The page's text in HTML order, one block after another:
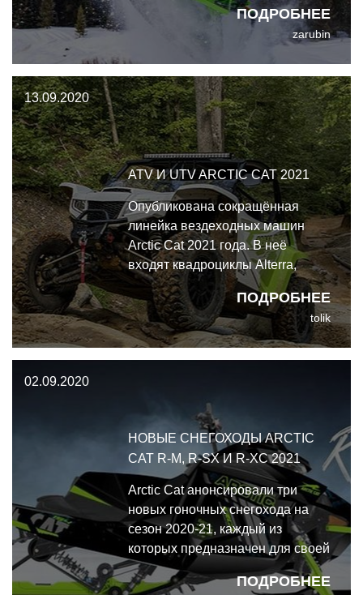
ПОДРОБНЕЕ
zarubin
13.09.2020
ATV И UTV ARCTIC CAT 2021
ПОДРОБНЕЕ
Опубликована сокращённая
линейка вездеходных машин
Arctic Cat 2021 года. В неё
входят квадроциклы Alterra,
утилитарные багги Prowler и
спортивные багги Wildcat.
Линейка 2021 года состоит из 10
высокопроизводительных
базовых моделей наиболее
tolik
02.09.2020
НОВЫЕ СНЕГОХОДЫ ARCTIC
CAT R-M, R-SX И R-XC 2021
ПОДРОБНЕЕ
Arctic Cat анонсировали три
новых гоночных снегохода на
сезон 2020-21, каждый из
которых предназначен для своей
спортивной дисциплины - R-M,
R-SX и R-XC.